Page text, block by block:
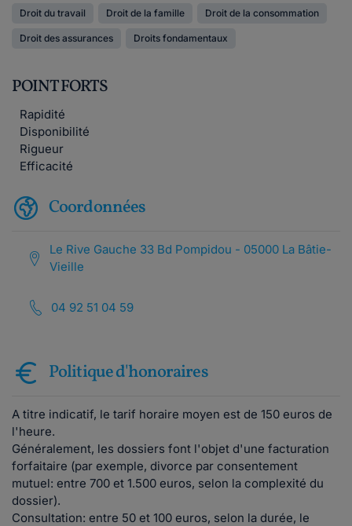
Droit du travail Droit de la famille Droit de la consommation
Droit des assurances Droits fondamentaux
POINT FORTS
Rapidité
Disponibilité
Rigueur
Efficacité
Coordonnées
Le Rive Gauche 33 Bd Pompidou - 05000 La Bâtie-
Vieille
04 92 51 04 59
Politique d'honoraires
A titre indicatif, le tarif horaire moyen est de 150 euros de
l'heure.
Généralement, les dossiers font l'objet d'une facturation
forfaitaire (par exemple, divorce par consentement
mutuel: entre 700 et 1.500 euros, selon la complexité du
dossier).
Consultation: entre 50 et 100 euros, selon la durée, le